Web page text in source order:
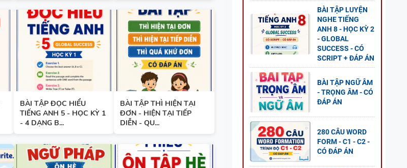
280 CÂU WORD FORM - C1 - C2 - CÓ
ĐÁP ÁN
11 CHUYÊN ĐỀ VIẾT LẠI CÂU - ÔN
VÀO LỚP 6 - LÝ THUYẾT + BÀI TẬP +
ĐÁP ÁN
BÀI TẬP ĐỌC HIỂU
TIẾNG ANH 5 - HỌC KỲ 1
- 4 DẠNG B...
BÀI TẬP THÌ HIỆN TẠI
ĐƠN - HIỆN TẠI TIẾP
DIỄN - QU...
BÀI TẬP LUYỆN
NGHE TIẾNG
ANH 8 - HỌC KỲ 2
- GLOBAL
SUCCESS - CÓ
SCRIPT + ĐÁP ÁN
BÀI TẬP NGỮ ÂM
- TRỌNG ÂM - CÓ
ĐÁP ÁN
280 CÂU WORD
FORM - C1 - C2 -
CÓ ĐÁP ÁN